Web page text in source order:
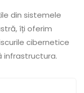
din sistemele
îți oferim
cibernetice
infrastructura.